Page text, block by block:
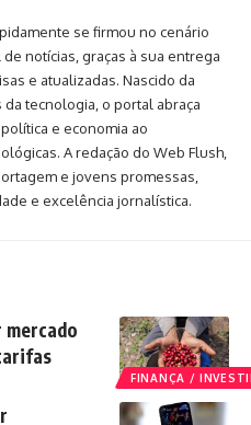
se firmou no cenário
notícias, graças à sua entrega
e atualizadas. Nascido da
tecnologia, o portal abraça
e economia ao
A redação do Web Flush,
e jovens promessas,
e excelência jornalística.
FINANÇA /
mercado